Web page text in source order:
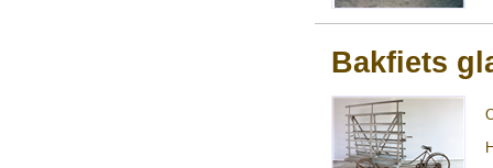
Bakfiets